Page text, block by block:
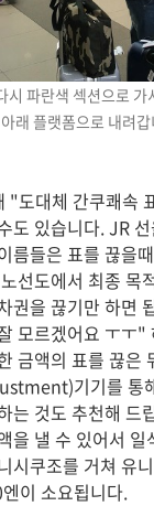
시 파란색 섹션으로
아래 플랫폼으로 내려
"도대체 간쿠쾌속
도 있습니다. JR
름들은 표를 끊을
선도에서 최종 목
권을 끊기만 하면
모르겠어요 ㅜㅜ
금액의 표를 끊은
기기를 통
는 것도 추천해 드
을 낼 수 있어서
시쿠조를 거쳐 유
이 소요됩니다.